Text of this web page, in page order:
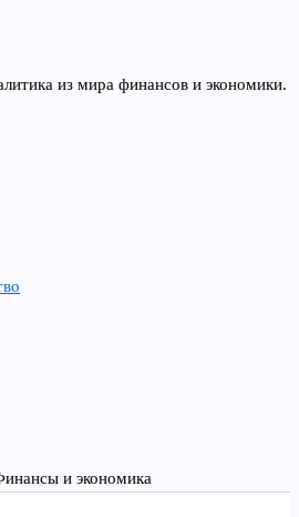
из мира финансов и экономики.
и экономика